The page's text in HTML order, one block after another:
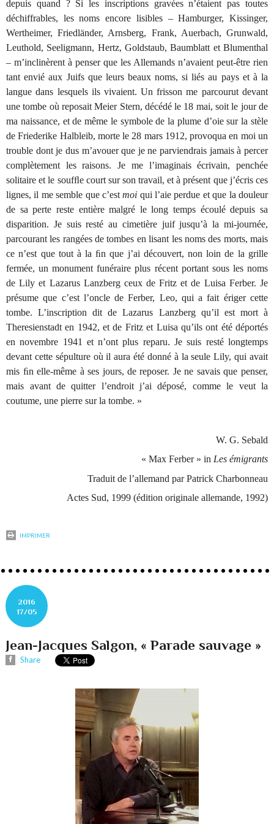
depuis quand ? Si les inscriptions gravées n’étaient pas toutes
déchiffrables, les noms encore lisibles – Hamburger, Kissinger,
Wertheimer, Friedländer, Arnsberg, Frank, Auerbach, Grunwald,
Leuthold, Seeligmann, Hertz, Goldstaub, Baumblatt et Blumenthal
– m’inclinèrent à penser que les Allemands n’avaient peut-être rien
tant envié aux Juifs que leurs beaux noms, si liés au pays et à la
langue dans lesquels ils vivaient. Un frisson me parcourut devant
une tombe où reposait Meier Stern, décédé le 18 mai, soit le jour de
ma naissance, et de même le symbole de la plume d’oie sur la stèle
de Friederike Halbleib, morte le 28 mars 1912, provoqua en moi un
trouble dont je dus m’avouer que je ne parviendrais jamais à percer
complètement les raisons. Je me l’imaginais écrivain, penchée
solitaire et le soufﬂe court sur son travail, et à présent que j’écris ces
lignes, il me semble que c’estmoi qui l’aie perdue et que la douleur
de sa perte reste entière malgré le long temps écoulé depuis sa
disparition. Je suis resté au cimetière juif jusqu’à la mi-journée,
parcourant les rangées de tombes en lisant les noms des morts, mais
ce n’est que tout à la ﬁn que j’ai découvert, non loin de la grille
fermée, un monument funéraire plus récent portant sous les noms
de Lily et Lazarus Lanzberg ceux de Fritz et de Luisa Ferber. Je
présume que c’est l’oncle de Ferber, Leo, qui a fait ériger cette
tombe. L’inscription dit de Lazarus Lanzberg qu’il est mort à
Theresienstadt en 1942, et de Fritz et Luisa qu’ils ont été déportés
en novembre 1941 et n’ont plus reparu. Je suis resté longtemps
devant cette sépulture où il aura été donné à la seule Lily, qui avait
mis ﬁn elle-même à ses jours, de reposer. Je ne savais que penser,
mais avant de quitter l’endroit j’ai déposé, comme le veut la
coutume, une pierre sur la tombe. »
W. G. Sebald
« Max Ferber » in Les émigrants
Traduit de l’allemand par Patrick Charbonneau
Actes Sud, 1999 (édition originale allemande, 1992)
IMPRIMER
2016
17/05
Jean-Jacques Salgon, « Parade sauvage »
Share